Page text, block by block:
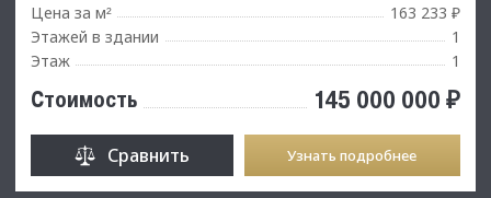
Цена за м²
163 233 ₽
Этажей в здании
1
Этаж
1
Стоимость 145 000 000 ₽
Сравнить Узнать подробнее